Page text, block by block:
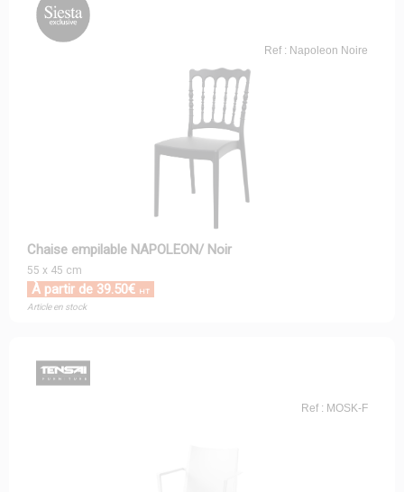
Ref : Napoleon Noire
Chaise empilable NAPOLEON/ Noir
55 x 45 cm
À partir de 39.50€ HT
Article en stock
Ref : MOSK-F